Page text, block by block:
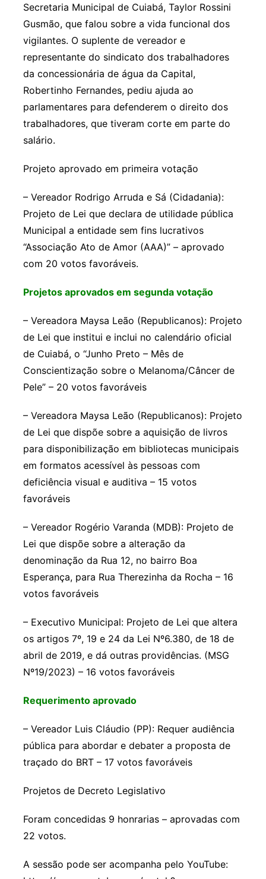
Secretaria Municipal de Cuiabá, Taylor Rossini
Gusmão, que falou sobre a vida funcional dos
vigilantes. O suplente de vereador e
representante do sindicato dos trabalhadores
da concessionária de água da Capital,
Robertinho Fernandes, pediu ajuda ao
parlamentares para defenderem o direito dos
trabalhadores, que tiveram corte em parte do
salário.
Projeto aprovado em primeira votação
– Vereador Rodrigo Arruda e Sá (Cidadania):
Projeto de Lei que declara de utilidade pública
Municipal a entidade sem fins lucrativos
“Associação Ato de Amor (AAA)” – aprovado
com 20 votos favoráveis.
Projetos aprovados em segunda votação
– Vereadora Maysa Leão (Republicanos): Projeto
de Lei que institui e inclui no calendário oficial
de Cuiabá, o “Junho Preto – Mês de
Conscientização sobre o Melanoma/Câncer de
Pele” – 20 votos favoráveis
– Vereadora Maysa Leão (Republicanos): Projeto
de Lei que dispõe sobre a aquisição de livros
para disponibilização em bibliotecas municipais
em formatos acessível às pessoas com
deficiência visual e auditiva – 15 votos
favoráveis
– Vereador Rogério Varanda (MDB): Projeto de
Lei que dispõe sobre a alteração da
denominação da Rua 12, no bairro Boa
Esperança, para Rua Therezinha da Rocha – 16
votos favoráveis
– Executivo Municipal: Projeto de Lei que altera
os artigos 7º, 19 e 24 da Lei Nº6.380, de 18 de
abril de 2019, e dá outras providências. (MSG
Nº19/2023) – 16 votos favoráveis
Requerimento aprovado
– Vereador Luis Cláudio (PP): Requer audiência
pública para abordar e debater a proposta de
traçado do BRT – 17 votos favoráveis
Projetos de Decreto Legislativo
Foram concedidas 9 honrarias – aprovadas com
22 votos.
A sessão pode ser acompanha pelo YouTube: